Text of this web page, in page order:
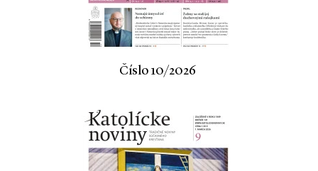
Číslo 10/2026